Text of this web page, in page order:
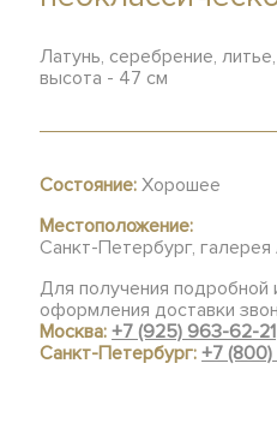
Латунь, серебрение,
высота - 47 см
Состояние: Хорошее
Местоположение:
Санкт-Петербург, галерея
Для получения подробной
оформления доставки
Москва:+7 (925) 963-62-21
Санкт-Петербург:+7